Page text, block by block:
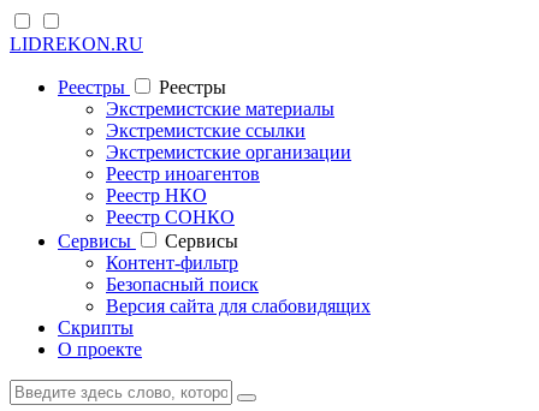
LIDREKON.RU
Реестры
Реестры
Экстремистские материалы
Экстремистские ссылки
Экстремистские организации
Реестр иноагентов
Реестр НКО
Реестр СОНКО
Cервисы
Cервисы
Контент-фильтр
Безопасный поиск
Версия сайта для слабовидящих
Скрипты
О проекте